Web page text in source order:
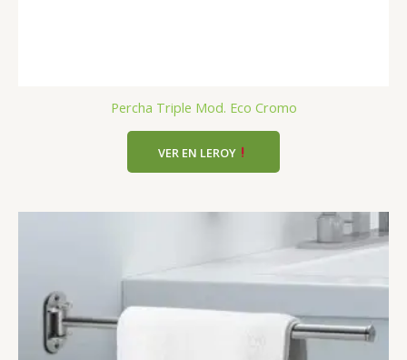
Percha Triple Mod. Eco Cromo
VER EN LEROY